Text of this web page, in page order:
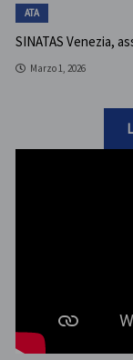
ATA
SINATAS Venezia,
Marzo 1, 2026